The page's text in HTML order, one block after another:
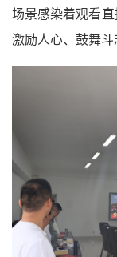
场景感染着观看
激励人心、鼓舞斗